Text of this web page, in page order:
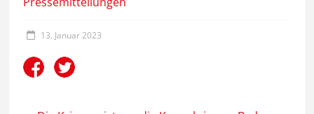
13. Januar 2023